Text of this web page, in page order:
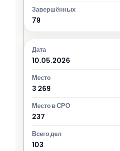
79
10.05.2026
3 269
237
103